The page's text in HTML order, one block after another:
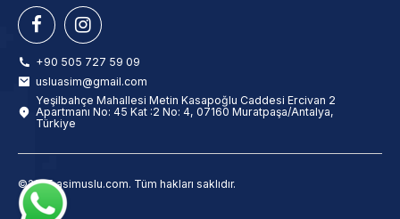
+90 505 727 59 09
usluasim@gmail.com
Yeşilbahçe Mahallesi Metin Kasapoğlu Caddesi Ercivan 2
Apartmanı No: 45 Kat :2 No: 4, 07160 Muratpaşa/Antalya,
Türkiye
©2025 asimuslu.com. Tüm hakları saklıdır.